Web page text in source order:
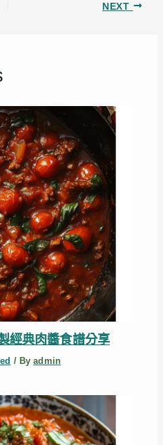
NEXT
經典肉醬食譜分享
/ Byadmin